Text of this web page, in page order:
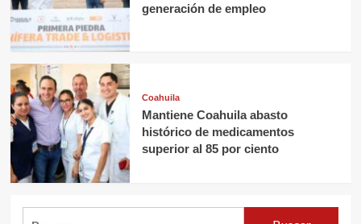
generación de empleo
Coahuila
Mantiene Coahuila abasto
histórico de medicamentos
superior al 85 por ciento